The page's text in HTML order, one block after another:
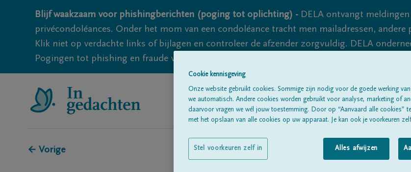
Blijf waakzaam voor phishingberichten (poging tot oplichting) - DELA ontvangt
privécondoléances. Onder het mom van een condoléance tracht men mailadressen,
Klik niet op verdachte links of bijlagen en controleer de afzender zorgvuldig. DELA
Pogingen tot phishing en fraude vallen echter nooit volledig uit te sluiten, dus blijf
Alle rouwberichten
← Vorige
Cookie kennisgeving
Onze website gebruikt cookies. Sommige zijn nodig voor de goede werking
we automatisch. Andere cookies worden gebruikt voor analyse, marketing of
daarvoor vragen we wél jouw toestemming. Door op “Aanvaard alle cookies”
met het opslaan van alle cookies op uw apparaat. Je kan ook je voorkeuren
Alles afwijzen
Stel voorkeuren zelf in